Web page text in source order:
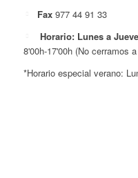
Fax 977 44 91 33
Horario: Lunes a
8'00h-17'00h (No cerramos
*Horario especial verano: